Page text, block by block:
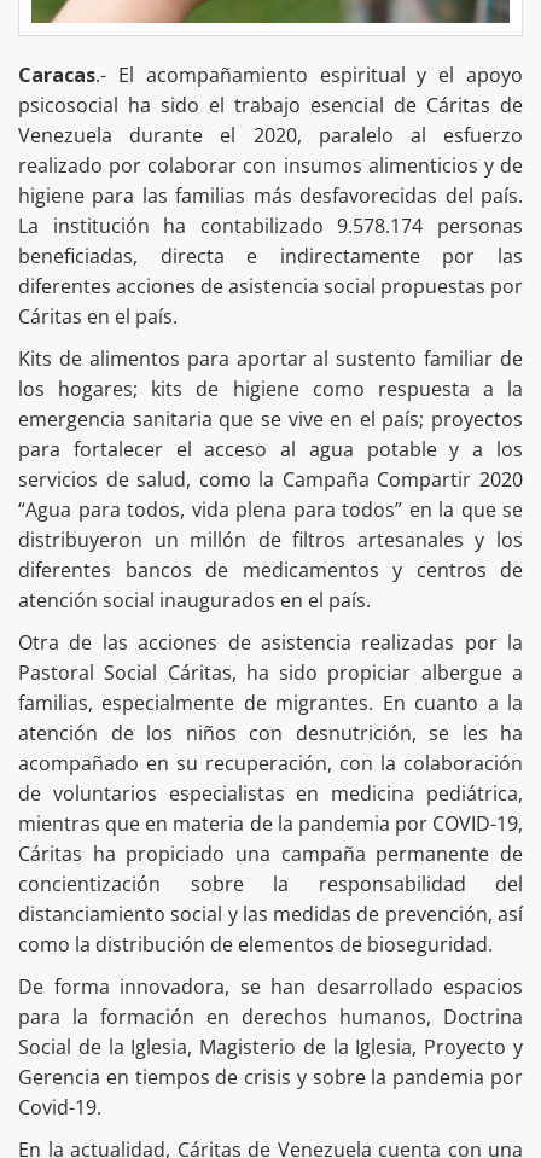
Caracas.- El acompañamiento espiritual y el apoyo
psicosocial ha sido el trabajo esencial de Cáritas de
Venezuela durante el 2020, paralelo al esfuerzo
realizado por colaborar con insumos alimenticios y de
higiene para las familias más desfavorecidas del país.
La institución ha contabilizado 9.578.174 personas
beneficiadas, directa e indirectamente por las
diferentes acciones de asistencia social propuestas por
Cáritas en el país.
Kits de alimentos para aportar al sustento familiar de
los hogares; kits de higiene como respuesta a la
emergencia sanitaria que se vive en el país; proyectos
para fortalecer el acceso al agua potable y a los
servicios de salud, como la Campaña Compartir 2020
“Agua para todos, vida plena para todos” en la que se
distribuyeron un millón de filtros artesanales y los
diferentes bancos de medicamentos y centros de
atención social inaugurados en el país.
Otra de las acciones de asistencia realizadas por la
Pastoral Social Cáritas, ha sido propiciar albergue a
familias, especialmente de migrantes. En cuanto a la
atención de los niños con desnutrición, se les ha
acompañado en su recuperación, con la colaboración
de voluntarios especialistas en medicina pediátrica,
mientras que en materia de la pandemia por COVID-19,
Cáritas ha propiciado una campaña permanente de
concientización sobre la responsabilidad del
distanciamiento social y las medidas de prevención, así
como la distribución de elementos de bioseguridad.
De forma innovadora, se han desarrollado espacios
para la formación en derechos humanos, Doctrina
Social de la Iglesia, Magisterio de la Iglesia, Proyecto y
Gerencia en tiempos de crisis y sobre la pandemia por
Covid-19.
En la actualidad, Cáritas de Venezuela cuenta con una